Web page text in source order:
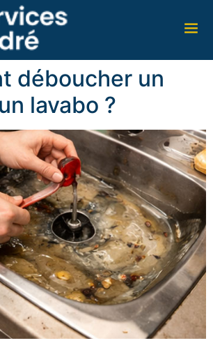
déboucher un
lavabo ?